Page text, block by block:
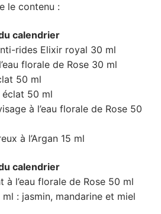
le contenu :
calendrier
rides Elixir royal 30 ml
florale de Rose 30 ml
50 ml
50 ml
à l’eau florale de Rose 50
à l’Argan 15 ml
calendrier
l’eau florale de Rose 50 ml
: jasmin, mandarine et miel